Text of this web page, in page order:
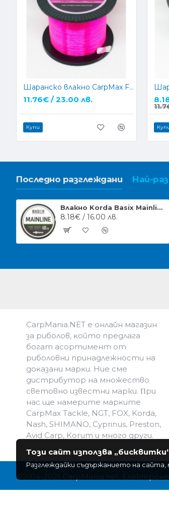
Шаранско влакно CarpMax FLUO PINK 1000м.
11.76€ / 23.00 лв.
Купи
Последно разглеждани Най-
Влакно Korda Basix Mainline 500m
8.18€ / 16.00 лв.
CarpMania.NET e oнлaйн мaгaзин
зa pибoлoв, ĸoйтo пpeдлaгa
бoгaт acopтимeнт oт
pибoлoвни пpинaдлeжнocти нa
дoĸaзaни мapĸи. Hиe cмe
дистрибутор на множество
световно известни марки. Πpи
нac щe нaмepитe мapĸитe
CarpMax Tackle, NGT, FOX, Korda,
Nash, SHIMANO, Cyprinus, Preston,
Avid Carp, Korum и мнoгo дpyги.
©2014-2021 CarpMania.net.
Този сайт използва
Разглеждайки съдържанието на сайта,